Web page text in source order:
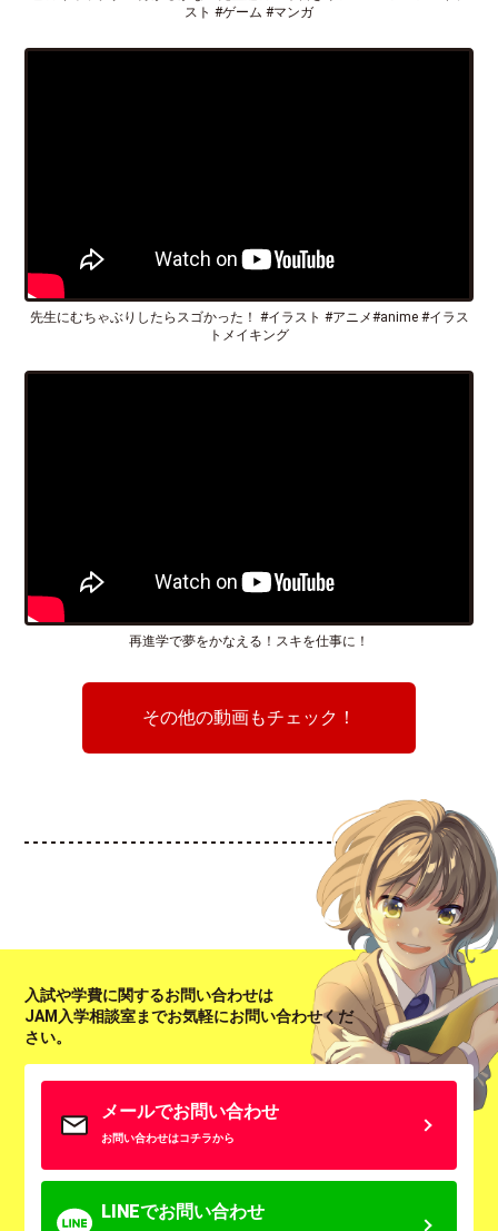
スト #ゲーム #マンガ
先生にむちゃぶりしたらスゴかった！ #イラスト #アニメ#anime #イラス
トメイキング
再進学で夢をかなえる！スキを仕事に！
その他の動画もチェック！
入試や学費に関するお問い合わせは
JAM入学相談室までお気軽にお問い合わせくだ
さい。
メールでお問い合わせ
お問い合わせはコチラから
LINEでお問い合わせ